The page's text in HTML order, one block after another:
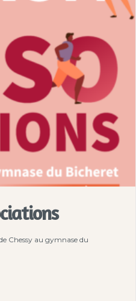
Chessy au gymnase du